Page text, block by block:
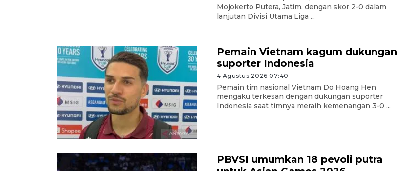
Mojokerto Putera, Jatim, dengan skor 2-0 dalam
lanjutan Divisi Utama Liga ...
Pemain Vietnam kagum dukungan
suporter Indonesia
4 Agustus 2026 07:40
Pemain tim nasional Vietnam Do Hoang Hen
mengaku terkesan dengan dukungan suporter
Indonesia saat timnya meraih kemenangan 3-0 ...
PBVSI umumkan 18 pevoli putra